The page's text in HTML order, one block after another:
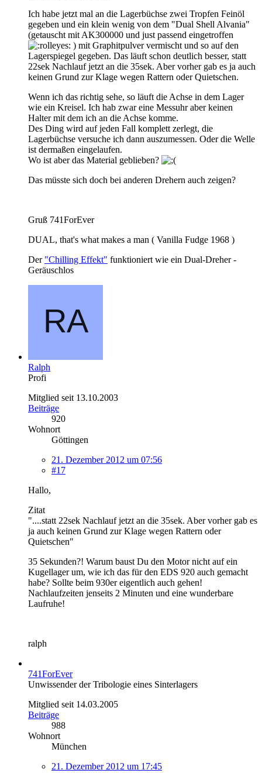
Ich habe jetzt mal an die Lagerbüchse zwei Tropfen Feinöl
gegeben und ein klein wenig von dem "Dual Shell Alvania"
(getauscht mit AK300000 und just passend eingetroffen
) mit Graphitpulver vermischt und so auf den
Lagerspiegel gegeben. Das läuft schon deutlich besser, statt
22sek Nachlauf jetzt an die 35sek. Aber vorher gab es ja auch
keinen Grund zur Klage wegen Rattern oder Quietschen.
Wenn ich das richtig sehe, so läuft die Achse in dem Lager
wie ein Kreisel. Ich hab zwar eine Messuhr aber keinen
Halter mit dem ich an die Achse komme.
Des Ding wird auf jeden Fall komplett zerlegt, die
Lagerbüchse versuche ich dann auszumessen. Oder die Welle
ist dermaßen eingelaufen.
Wo ist aber das Material geblieben?
Das müsste sich doch bei anderen Drehern auch zeigen?
Gruß 741ForEver
DUAL, that's what makes a man ( Vanilla Fudge 1968 )
Der "Chilling Effekt" funktioniert wie ein Dual-Dreher -
Geräuschlos
Ralph
Profi
Mitglied seit 13.10.2003
Beiträge
920
Wohnort
Göttingen
21. Dezember 2012 um 07:56
#17
Hallo,
Zitat
"....statt 22sek Nachlauf jetzt an die 35sek. Aber vorher gab es
ja auch keinen Grund zur Klage wegen Rattern oder
Quietschen"
35 Sekunden?! Warum baust Du den Motor nicht auf ein
Kugellager um, wie ich das für den EDS 920 auch gemacht
habe? Sollte beim 930er eigentlich auch gehen!
Nachlaufzeiten jenseits 2 Minuten und eine wunderbare
Laufruhe!
ralph
741ForEver
Unwissender der Tribologie eines Sinterlagers
Mitglied seit 14.03.2005
Beiträge
988
Wohnort
München
21. Dezember 2012 um 17:45